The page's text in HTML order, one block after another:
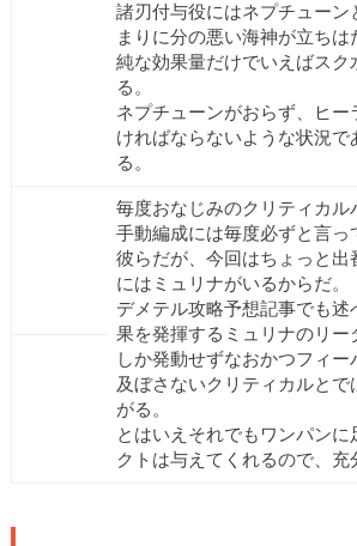
諸刃付与役にはネプチューン
まりに分の悪い海神が立ち
純な効果量だけでいえばスク
る。
ネプチューンがおらず、ヒー
ければならないような状況で
る。
毎度おなじみのクリティカル
手動編成には毎度必ずと言っ
彼らだが、今回はちょっと出
にはミュリナがいるからだ。
デメテル攻略予想記事でも述
果を発揮するミュリナのリー
しか発動せずなおかつフィー
及ぼさないクリティカルとで
がる。
とはいえそれでもワンパン
クトは与えてくれるので、充